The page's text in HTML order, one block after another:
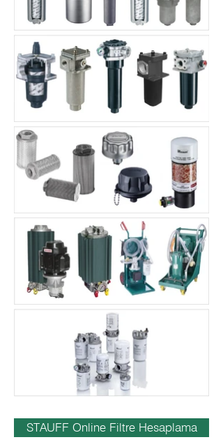
STAUFF Online Filtre Hesaplama